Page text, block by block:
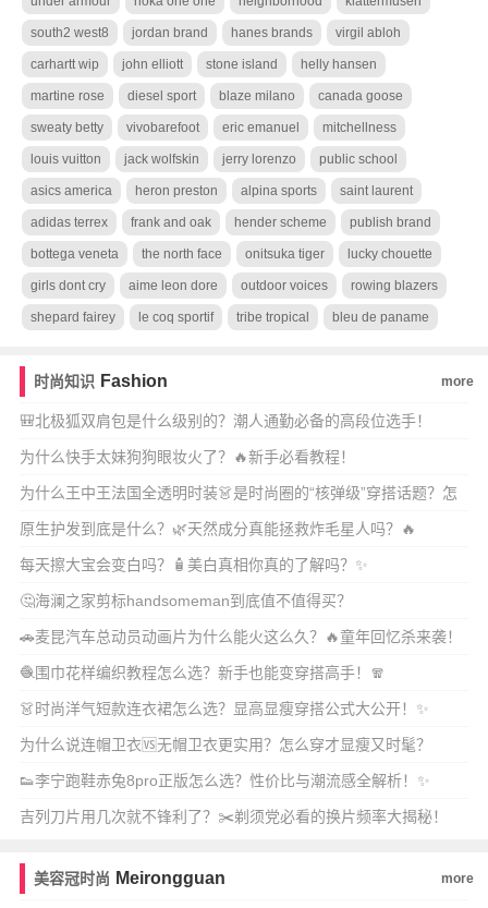
south2 west8 jordan brand hanes brands virgil abloh
carhartt wip john elliott stone island helly hansen
martine rose diesel sport blaze milano canada goose
sweaty betty vivobarefoot eric emanuel mitchellness
louis vuitton jack wolfskin jerry lorenzo public school
asics america heron preston alpina sports saint laurent
adidas terrex frank and oak hender scheme publish brand
bottega veneta the north face onitsuka tiger lucky chouette
girls dont cry aime leon dore outdoor voices rowing blazers
shepard fairey le coq sportif tribe tropical bleu de paname
时尚知识 Fashion more
🎒北极狐双肩包是什么级别的？潮人通勤必备的高段位选手！
为什么快手太妹狗狗眼妆火了？🔥新手必看教程！
为什么王中王法国全透明时装👗是时尚圈的“核弹级”穿搭话题？怎
么穿才不踩雷又高
原生护发到底是什么？🌿天然成分真能拯救炸毛星人吗？🔥
每天擦大宝会变白吗？🧴美白真相你真的了解吗？✨
🤔海澜之家剪标handsomeman到底值不值得买？
🚗麦昆汽车总动员动画片为什么能火这么久？🔥童年回忆杀来袭！
🧶围巾花样编织教程怎么选？新手也能变穿搭高手！🧣
👗时尚洋气短款连衣裙怎么选？显高显瘦穿搭公式大公开！✨
为什么说连帽卫衣🆚无帽卫衣更实用？怎么穿才显瘦又时髦？
👟李宁跑鞋赤兔8pro正版怎么选？性价比与潮流感全解析！✨
吉列刀片用几次就不锋利了？✂️剃须党必看的换片频率大揭秘！
美容冠时尚 Meirongguan more